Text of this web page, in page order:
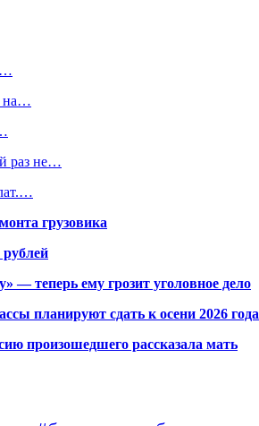
на…
раз не…
грузовика
— теперь ему грозит уголовное дело
планируют сдать к осени 2026 года
произошедшего рассказала мать